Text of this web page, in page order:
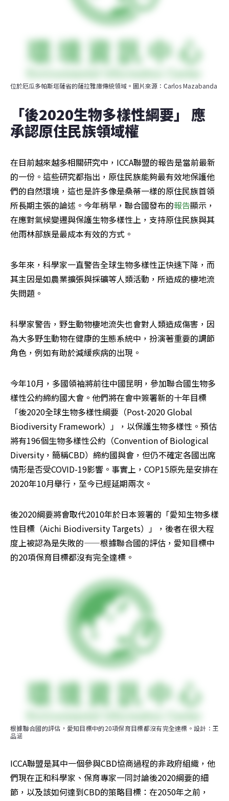
位於厄瓜多帕斯塔薩省的薩拉雅庫傳統領域。圖片來源：Carlos Mazabanda
「後2020生物多樣性綱要」 應
承認原住民族領域權
在目前越來越多相關研究中，ICCA聯盟的報告是當前最新
的一份。這些研究都指出，原住民族能夠最有效地保護他
們的自然環境，這也是許多像是桑蒂一樣的原住民族首領
所長期主張的論述。今年稍早，聯合國發布的報告顯示，
在應對氣候變遷與保護生物多樣性上，支持原住民族與其
他雨林部族是最成本有效的方式。
多年來，科學家一直警告全球生物多樣性正快速下降，而
其主因是如農業擴張與採礦等人類活動，所造成的棲地流
失問題。
科學家警告，野生動物棲地流失也會對人類造成傷害，因
為大多野生動物在健康的生態系統中，扮演著重要的調節
角色，例如有助於減緩疾病的出現。
今年10月，多國領袖將前往中國昆明，參加聯合國生物多
樣性公約締約國大會。他們將在會中簽署新的十年目標
「後2020全球生物多樣性綱要（Post-2020 Global
Biodiversity Framework）」，以保護生物多樣性。預估
將有196個生物多樣性公約（Convention of Biological
Diversity，簡稱CBD）締約國與會，但仍不確定各國出席
情形是否受COVID-19影響。事實上，COP15原先是安排在
2020年10月舉行，至今已經延期兩次。
後2020綱要將會取代2010年於日本簽署的「愛知生物多樣
性目標（Aichi Biodiversity Targets）」，後者在很大程
度上被認為是失敗的——根據聯合國的評估，愛知目標中
的20項保育目標都沒有完全達標。
根據聯合國的評估，愛知目標中的20項保育目標都沒有完全達標。設計：王
品涵
ICCA聯盟是其中一個參與CBD協商過程的非政府組織，他
們現在正和科學家、保育專家一同討論後2020綱要的細
節，以及該如何達到CBD的策略目標：在2050年之前，